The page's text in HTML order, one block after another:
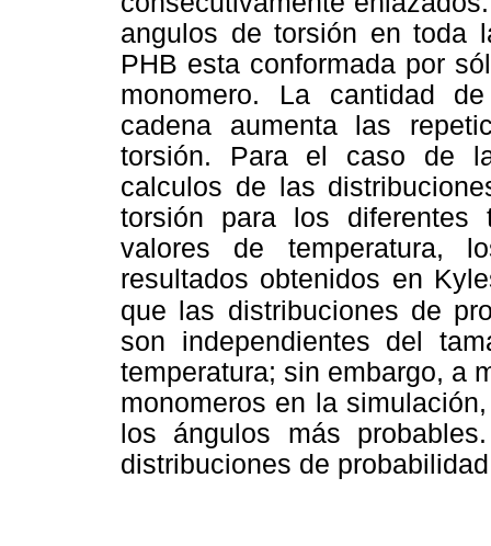
angulos de torsión en toda
PHB esta conformada por
monomero. La cantidad
cadena aumenta las
torsión. Para el caso de
calculos de las
torsión para los
valores de temperatura,
resultados obtenidos en
que las distribuciones de
son independientes del
temperatura; sin embargo, a
monomeros en la
los ángulos más
distribuciones de